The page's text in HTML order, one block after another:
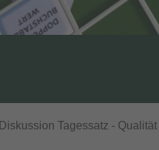
Diskussion Tagessatz -